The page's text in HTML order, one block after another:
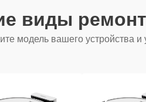
виды
модель вашего устройства и